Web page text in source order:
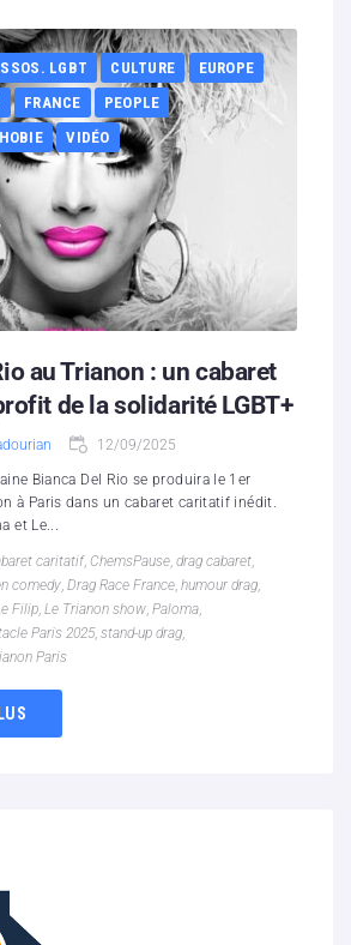
LGBT CULTURE
EUROPE
FRANCE
PEOPLE
VIDÉO
au Trianon : un cabaret
de la solidarité LGBT+
12/09/2025
Bianca Del Rio se produira le 1er
à Paris dans un cabaret caritatif inédit.
et Le...
caritatif, ChemsPause, drag cabaret,
comedy, Drag Race France, humour drag,
Filip, Le Trianon show, Paloma,
Paris 2025, stand-up drag,
Paris